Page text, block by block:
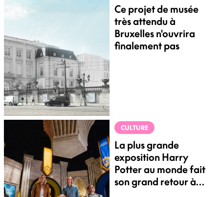
Ce projet de musée
très attendu à
Bruxelles n'ouvrira
finalement pas
CULTURE
La plus grande
exposition Harry
Potter au monde fait
son grand retour à